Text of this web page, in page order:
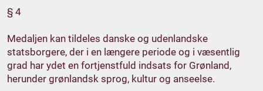
§ 4
Medaljen kan tildeles danske og udenlandske
statsborgere, der i en længere periode og i væsentlig
grad har ydet en fortjenstfuld indsats for Grønland,
herunder grønlandsk sprog, kultur og anseelse.